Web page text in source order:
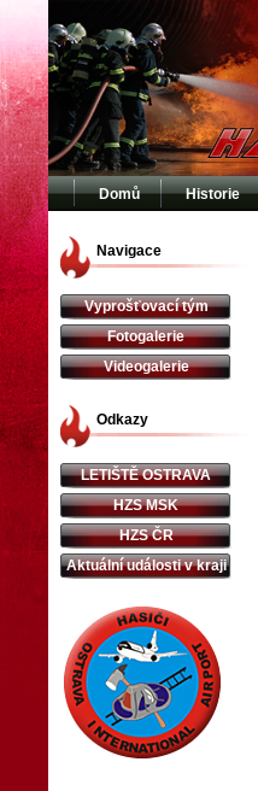
Domů Historie
Navigace
Vyprošťovací tým
Fotogalerie
Videogalerie
Odkazy
LETIŠTĚ OSTRAVA
HZS MSK
HZS ČR
Aktuální události v kraji